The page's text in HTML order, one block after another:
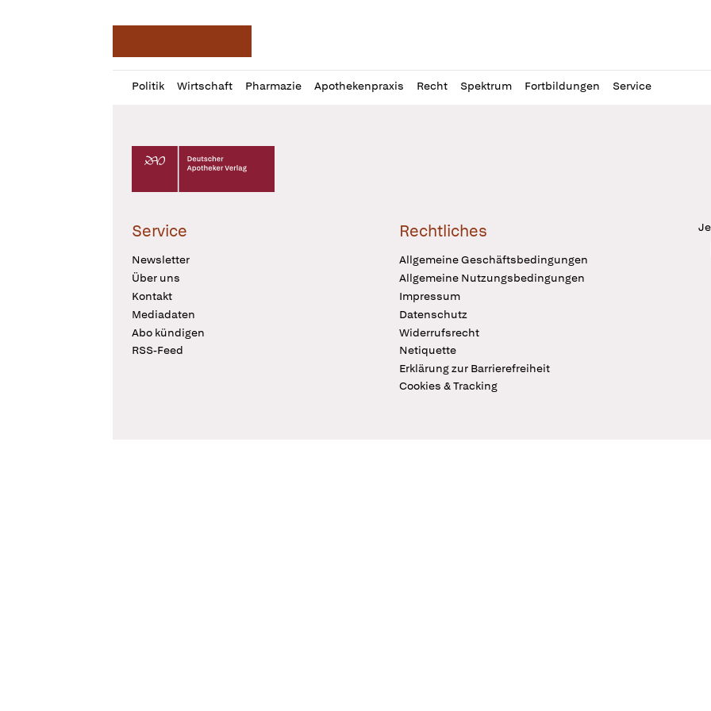
Politik Wirtschaft Pharmazie Apothekenpraxis Recht Spektrum Fortbildungen Service
Profil
öffnen
Daz
Pur
Deutscher Apotheker Verlag Logo
Service
Newsletter
Über uns
Kontakt
Mediadaten
Abo kündigen
RSS-Feed
Rechtliches
Allgemeine Geschäftsbedingungen
Allgemeine Nutzungsbedingungen
Impressum
Datenschutz
Widerrufsrecht
Netiquette
Erklärung zur Barrierefreiheit
Cookies & Tracking